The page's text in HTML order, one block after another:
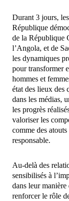
Durant 3 jours,
République
de la République
l’Angola, et de
les dynamiques
pour transformer
hommes et
état des lieux des
dans les médias,
les progrès
valoriser les
comme des
responsable.
Au-delà des
sensibilisés à
dans leur
renforcer le rôle